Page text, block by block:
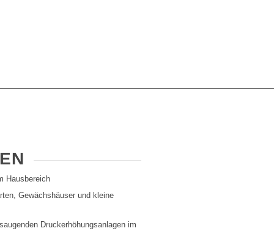
Hausbereich
Gewächshäuser und kleine
Druckerhöhungsanlagen im